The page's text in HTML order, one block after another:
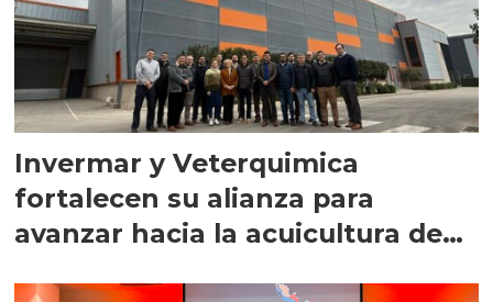
Invermar y Veterquimica
fortalecen su alianza para
avanzar hacia la acuicultura de